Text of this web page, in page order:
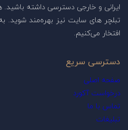
ایرانی و خارجی دسترسی داشته باشید.
تبلچر های سایت نیز بهره‌مند شوید.
افتخار می‌کنیم.
دسترسی سریع
صفحه اصلی
درخواست آکورد
تماس با ما
تبلیغات